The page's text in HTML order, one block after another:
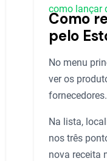
como lançar
Como
pelo
No menu
ver os
fornecedores.
Na lista,
nos três
nova receita